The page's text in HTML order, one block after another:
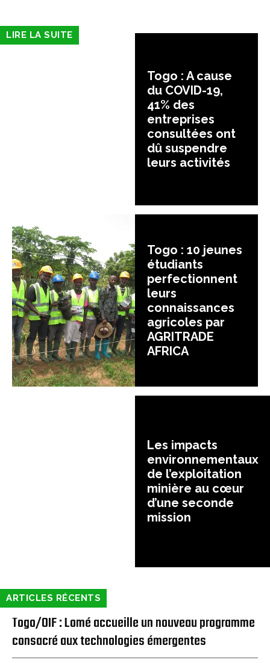
LIRE LA SUITE
Togo : A cause
du COVID-19,
41% des
entreprises
consultées ont
dû suspendre
leurs activités
Togo : 10 jeunes
étudiants
perfectionnent
leurs
connaissances
agricoles par
AGRITRADE
AFRICA
Les impacts
environnementaux
de l’exploitation
minière au cœur
d’une seconde
mission
ARTICLES RÉCENTS
Togo/OIF : Lomé accueille un nouveau programme
consacré aux technologies émergentes